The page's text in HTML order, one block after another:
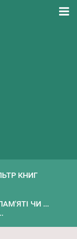
КНИГ
ЧИ ...